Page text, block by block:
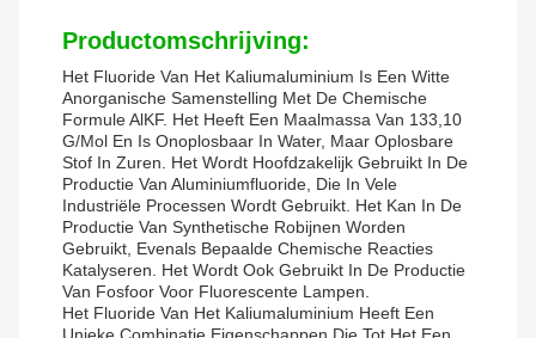
Productomschrijving:
Het Fluoride Van Het Kaliumaluminium Is Een Witte
Anorganische Samenstelling Met De Chemische
Formule AlKF. Het Heeft Een Maalmassa Van 133,10
G/mol En Is Onoplosbaar In Water, Maar Oplosbare
Stof In Zuren. Het Wordt Hoofdzakelijk Gebruikt In De
Productie Van Aluminiumfluoride, Die In Vele
Industriële Processen Wordt Gebruikt. Het Kan In De
Productie Van Synthetische Robijnen Worden
Gebruikt, Evenals Bepaalde Chemische Reacties
Katalyseren. Het Wordt Ook Gebruikt In De Productie
Van Fosfoor Voor Fluorescente Lampen.
Het Fluoride Van Het Kaliumaluminium Heeft Een